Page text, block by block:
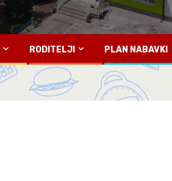
RODITELJI PLAN NABAVKI